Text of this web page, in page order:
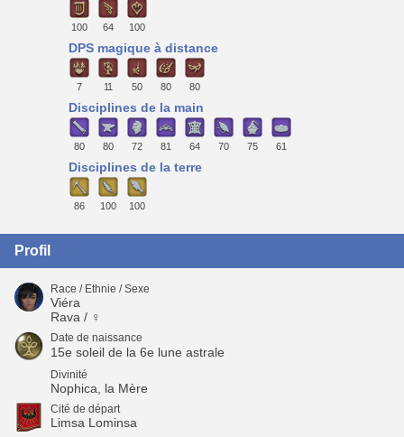
100 64 100
DPS magique à distance
7 11 50 80 80
Disciplines de la main
80 80 72 81 64 70 75 61
Disciplines de la terre
86 100 100
Profil
Race / Ethnie / Sexe
Viéra
Rava / ♀
Date de naissance
15e soleil de la 6e lune astrale
Divinité
Nophica, la Mère
Cité de départ
Limsa Lominsa